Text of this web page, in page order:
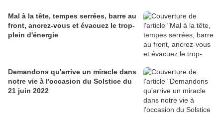
Mal à la tête, tempes serrées, barre au
front, ancrez-vous et évacuez le trop-
plein d'énergie
Demandons qu'arrive un miracle dans
notre vie à l'occasion du Solstice du
21 juin 2022